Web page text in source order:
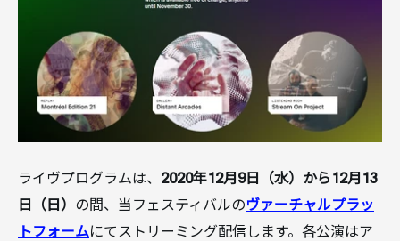
ライヴプログラムは、 2020年12月9日（水）から12月13
日（日） の間、当フェスティバルのヴァーチャルプラッ
トフォームにてストリーミング配信します。各公演はア